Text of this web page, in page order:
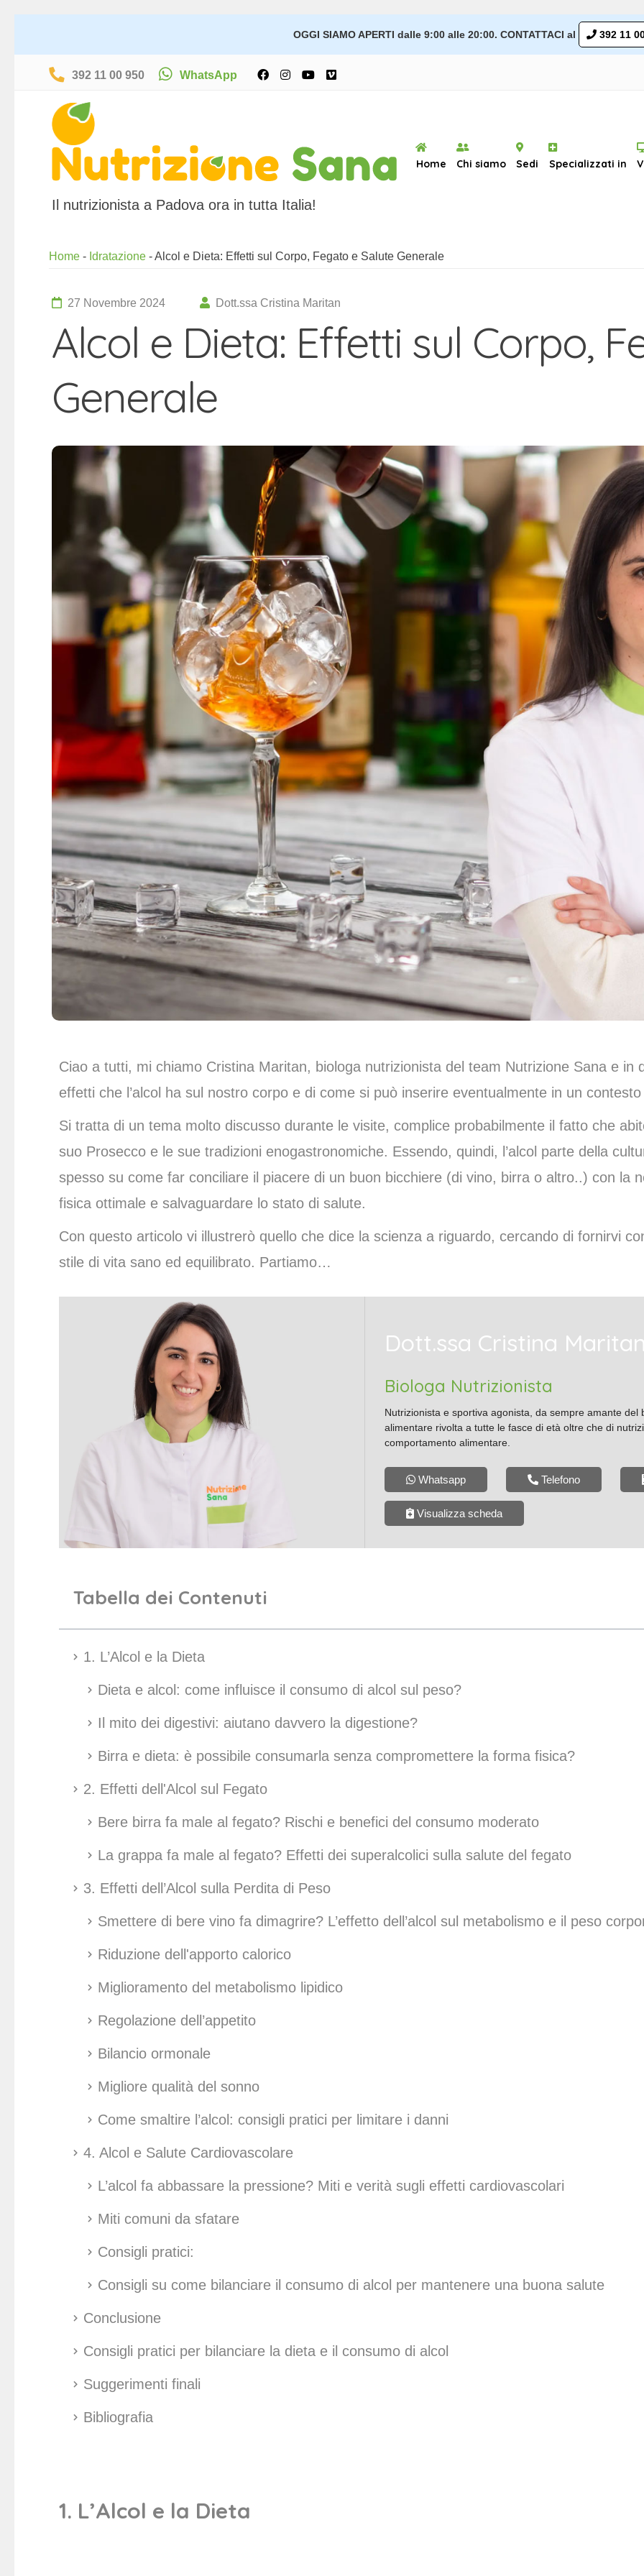
OGGI SIAMO APERTI dalle 9:00 alle 20:00. CONTATTACI al 392 11
392 11 00 950 WhatsApp
Il nutrizionista a Padova ora in tutta Italia!
Home Chi siamo Sedi Specializzati in
Home - Idratazione -Alcol e Dieta: Effetti sul Corpo, Fegato e Salute Generale
27 Novembre 2024 Dott.ssa Cristina Maritan
Alcol e Dieta: Effetti sul Corpo,
Generale
Ciao a tutti, mi chiamo Cristina Maritan, biologa nutrizionista del team Nutrizione Sana e in
effetti che l’alcol ha sul nostro corpo e di come si può inserire eventualmente in un
Si tratta di un tema molto discusso durante le visite, complice probabilmente il fatto che
suo Prosecco e le sue tradizioni enogastronomiche. Essendo, quindi, l’alcol parte della
spesso su come far conciliare il piacere di un buon bicchiere (di vino, birra o altro..) con la
fisica ottimale e salvaguardare lo stato di salute.
Con questo articolo vi illustrerò quello che dice la scienza a riguardo, cercando di fornirvi
stile di vita sano ed equilibrato. Partiamo…
Dott.ssa Cristina
Biologa Nutrizionista
Nutrizionista e sportiva agonista, da sempre amante
alimentare rivolta a tutte le fasce di età oltre che di
comportamento alimentare.
Whatsapp Telefono
Visualizza scheda
Tabella dei Contenuti
1. L’Alcol e la Dieta
Dieta e alcol: come influisce il consumo di alcol sul peso?
Il mito dei digestivi: aiutano davvero la digestione?
Birra e dieta: è possibile consumarla senza compromettere la forma fisica?
2. Effetti dell'Alcol sul Fegato
Bere birra fa male al fegato? Rischi e benefici del consumo moderato
La grappa fa male al fegato? Effetti dei superalcolici sulla salute del fegato
3. Effetti dell’Alcol sulla Perdita di Peso
Smettere di bere vino fa dimagrire? L’effetto dell’alcol sul metabolismo e il peso
Riduzione dell'apporto calorico
Miglioramento del metabolismo lipidico
Regolazione dell’appetito
Bilancio ormonale
Migliore qualità del sonno
Come smaltire l’alcol: consigli pratici per limitare i danni
4. Alcol e Salute Cardiovascolare
L’alcol fa abbassare la pressione? Miti e verità sugli effetti cardiovascolari
Miti comuni da sfatare
Consigli pratici:
Consigli su come bilanciare il consumo di alcol per mantenere una buona salute
Conclusione
Consigli pratici per bilanciare la dieta e il consumo di alcol
Suggerimenti finali
Bibliografia
1. L’Alcol e la Dieta